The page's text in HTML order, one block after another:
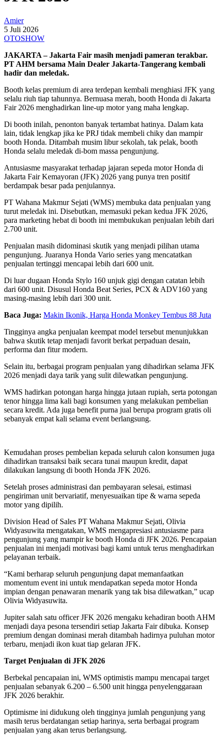
Amier
5 Juli 2026
OTOSHOW
JAKARTA – Jakarta Fair masih menjadi pameran terakbar.
PT AHM bersama Main Dealer Jakarta-Tangerang kembali
hadir dan meledak.
Booth kelas premium di area terdepan kembali menghiasi JFK yang
selalu riuh tiap tahunnya. Bernuasa merah, booth Honda di Jakarta
Fair 2026 menghadirkan line-up motor yang maha lengkap.
Di booth inilah, penonton banyak tertambat hatinya. Dalam kata
lain, tidak lengkap jika ke PRJ tidak membeli chiky dan mampir
booth Honda. Ditambah musim libur sekolah, tak pelak, booth
Honda selalu meledak di-bom massa pengunjung.
Antusiasme masyarakat terhadap jajaran sepeda motor Honda di
Jakarta Fair Kemayoran (JFK) 2026 yang punya tren positif
berdampak besar pada penjulannya.
PT Wahana Makmur Sejati (WMS) membuka data penjualan yang
turut meledak ini. Disebutkan, memasuki pekan kedua JFK 2026,
para marketing hebat di booth ini membukukan penjualan lebih dari
2.700 unit.
Penjualan masih didominasi skutik yang menjadi pilihan utama
pengunjung. Juaranya Honda Vario series yang mencatatkan
penjualan tertinggi mencapai lebih dari 600 unit.
Di luar dugaan Honda Stylo 160 unjuk gigi dengan catatan lebih
dari 600 unit. Disusul Honda Beat Series, PCX & ADV160 yang
masing-masing lebih dari 300 unit.
Baca Juga: Makin Ikonik, Harga Honda Monkey Tembus 88 Juta
Tingginya angka penjualan keempat model tersebut menunjukkan
bahwa skutik tetap menjadi favorit berkat perpaduan desain,
performa dan fitur modern.
Selain itu, berbagai program penjualan yang dihadirkan selama JFK
2026 menjadi daya tarik yang sulit dilewatkan pengunjung.
WMS hadirkan potongan harga hingga jutaan rupiah, serta potongan
tenor hingga lima kali bagi konsumen yang melakukan pembelian
secara kredit. Ada juga benefit purna jual berupa program gratis oli
sebanyak empat kali selama event berlangsung.
Kemudahan proses pembelian kepada seluruh calon konsumen juga
dihadirkan transaksi baik secara tunai maupun kredit, dapat
dilakukan langsung di booth Honda JFK 2026.
Setelah proses administrasi dan pembayaran selesai, estimasi
pengiriman unit bervariatif, menyesuaikan tipe & warna sepeda
motor yang dipilih.
Division Head of Sales PT Wahana Makmur Sejati, Olivia
Widyasuwita mengatakan, WMS mengapresiasi antusiasme para
pengunjung yang mampir ke booth Honda di JFK 2026. Pencapaian
penjualan ini menjadi motivasi bagi kami untuk terus menghadirkan
pelayanan terbaik.
“Kami berharap seluruh pengunjung dapat memanfaatkan
momentum event ini untuk mendapatkan sepeda motor Honda
impian dengan penawaran menarik yang tak bisa dilewatkan,” ucap
Olivia Widyasuwita.
Jupiter salah satu officer JFK 2026 mengaku kehadiran booth AHM
menjadi daya pesona tersendiri setiap Jakarta Fair dibuka. Konsep
premium dengan dominasi merah ditambah hadirnya puluhan motor
terbaru, menjadi ikon kuat tiap gelaran JFK.
Target Penjualan di JFK 2026
Berbekal pencapaian ini, WMS optimistis mampu mencapai target
penjualan sebanyak 6.200 – 6.500 unit hingga penyelenggaraan
JFK 2026 berakhir.
Optimisme ini didukung oleh tingginya jumlah pengunjung yang
masih terus berdatangan setiap harinya, serta berbagai program
penjualan yang akan terus berlangsung.